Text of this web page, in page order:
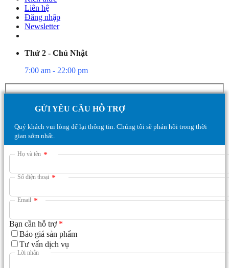
Liên hệ
Đăng nhập
Newsletter
Thứ 2 - Chủ Nhật
7:00 am - 22:00 pm
GỬI YÊU CẦU HỖ TRỢ
Quý khách vui lòng để lại thông tin. Chúng tôi sẽ phản hồi trong thời
gian sớm nhất.
Họ và tên *
Số điện thoại *
Email *
Bạn cần hỗ trợ *
Báo giá sản phẩm
Tư vấn dịch vụ
Lời nhắn